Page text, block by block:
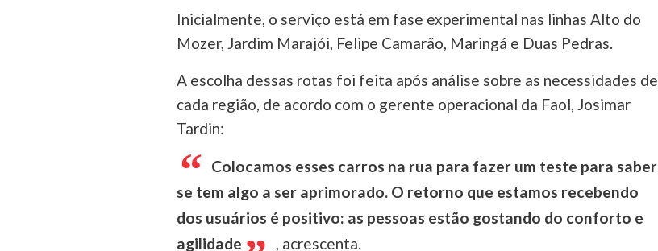
Inicialmente, o serviço está em fase experimental nas linhas Alto do
Mozer, Jardim Marajói, Felipe Camarão, Maringá e Duas Pedras.
A escolha dessas rotas foi feita após análise sobre as necessidades de
cada região, de acordo com o gerente operacional da Faol, Josimar
Tardin:
Colocamos esses carros na rua para fazer um teste para saber
se tem algo a ser aprimorado. O retorno que estamos recebendo
dos usuários é positivo: as pessoas estão gostando do conforto e
agilidade
, acrescenta.